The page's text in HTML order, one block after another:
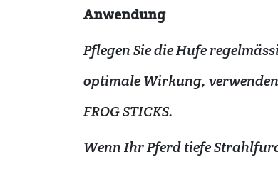
Anwendung
Pflegen Sie die Hufe
optimale Wirkung, verwenden
FROG STICKS.
Wenn Ihr Pferd tiefe